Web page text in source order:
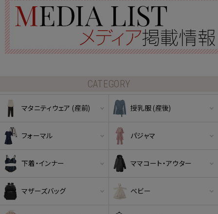
CATEGORY
マタニティウェア (産前) 授乳服 (産後)
フォーマル パジャマ
下着・インナー ママコート・アウター
マザーズバッグ ベビー